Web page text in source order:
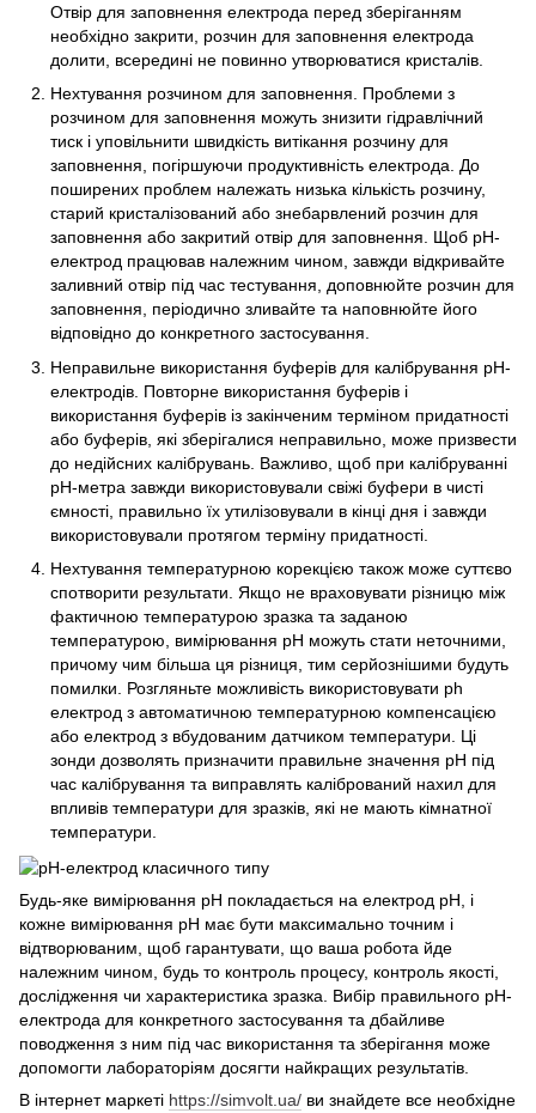
Отвір для заповнення електрода перед зберіганням
необхідно закрити, розчин для заповнення електрода
долити, всередині не повинно утворюватися кристалів.
Нехтування розчином для заповнення. Проблеми з
розчином для заповнення можуть знизити гідравлічний
тиск і уповільнити швидкість витікання розчину для
заповнення, погіршуючи продуктивність електрода. До
поширених проблем належать низька кількість розчину,
старий кристалізований або знебарвлений розчин для
заповнення або закритий отвір для заповнення. Щоб рН-
електрод працював належним чином, завжди відкривайте
заливний отвір під час тестування, доповнюйте розчин для
заповнення, періодично зливайте та наповнюйте його
відповідно до конкретного застосування.
Неправильне використання буферів для калібрування рН-
електродів. Повторне використання буферів і
використання буферів із закінченим терміном придатності
або буферів, які зберігалися неправильно, може призвести
до недійсних калібрувань. Важливо, щоб при калібруванні
рН-метра завжди використовували свіжі буфери в чисті
ємності, правильно їх утилізовували в кінці дня і завжди
використовували протягом терміну придатності.
Нехтування температурною корекцією також може суттєво
спотворити результати. Якщо не враховувати різницю між
фактичною температурою зразка та заданою
температурою, вимірювання pH можуть стати неточними,
причому чим більша ця різниця, тим серйознішими будуть
помилки. Розгляньте можливість використовувати ph
електрод з автоматичною температурною компенсацією
або електрод з вбудованим датчиком температури. Ці
зонди дозволять призначити правильне значення рН під
час калібрування та виправлять калібрований нахил для
впливів температури для зразків, які не мають кімнатної
температури.
Будь-яке вимірювання рН покладається на електрод рН, і
кожне вимірювання рН має бути максимально точним і
відтворюваним, щоб гарантувати, що ваша робота йде
належним чином, будь то контроль процесу, контроль якості,
дослідження чи характеристика зразка. Вибір правильного рН-
електрода для конкретного застосування та дбайливе
поводження з ним під час використання та зберігання може
допомогти лабораторіям досягти найкращих результатів.
В інтернет маркеті https://simvolt.ua/ ви знайдете все необхідне